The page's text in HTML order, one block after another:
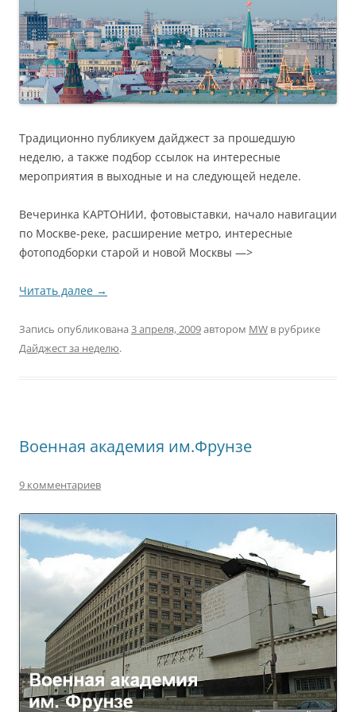
Традиционно публикуем дайджест за прошедшую
неделю, а также подбор ссылок на интересные
мероприятия в выходные и на следующей неделе.
Вечеринка КАРТОНИИ, фотовыставки, начало навигации
по Москве-реке, расширение метро, интересные
фотоподборки старой и новой Москвы —>
Читать далее →
Запись опубликована 3 апреля, 2009автором MW в рубрике
Дайджест за неделю.
Военная академия им.Фрунзе
9 комментариев